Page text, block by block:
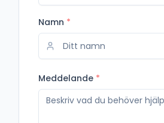
Namn *
Meddelande *